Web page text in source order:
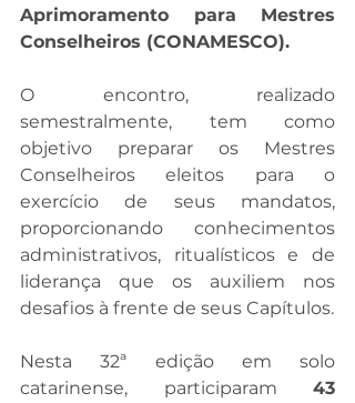
Aprimoramento para Mestres
Conselheiros (CONAMESCO).
O encontro, realizado
semestralmente, tem como
objetivo preparar os Mestres
Conselheiros eleitos para o
exercício de seus mandatos,
proporcionando conhecimentos
administrativos, ritualísticos e de
liderança que os auxiliem nos
desafios à frente de seus Capítulos.
Nesta 32ª edição em solo
catarinense, participaram 43